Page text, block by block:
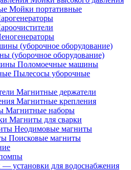
Мойки портативные
(уборочное оборудование)
Поломоечные машины
Пылесосы уборочные
Магнитные держатели
Магнитные крепления
Магнитные наборы
Магниты для сварки
Неодимовые магниты
Поисковые магниты